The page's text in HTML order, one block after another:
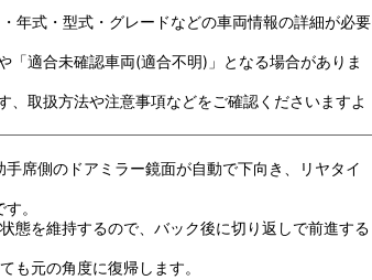
年式・型式・グレードなどの車両情報の詳細が必要
「適合未確認車両(適合不明)」となる場合がありま
、取扱方法や注意事項などをご確認くださいますよ
席側のドアミラー鏡面が自動で下向き、リヤタイ
。
態を維持するので、バック後に切り返しで前進する
も元の角度に復帰します。